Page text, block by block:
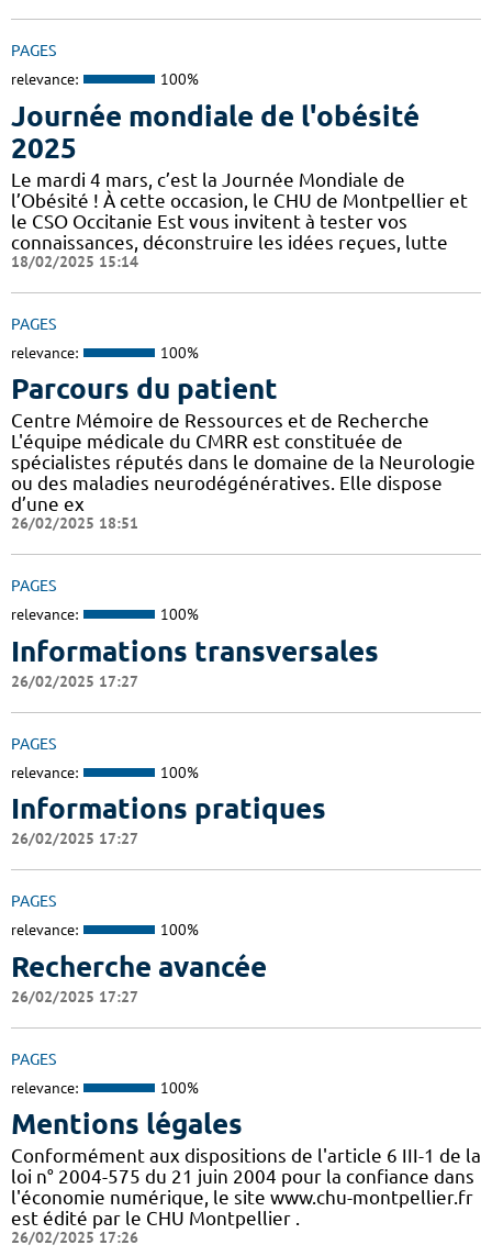
PAGES
relevance: 100%
Journée mondiale de l'obésité
2025
Le mardi 4 mars, c’est la Journée Mondiale de
l’Obésité ! À cette occasion, le CHU de Montpellier et
le CSO Occitanie Est vous invitent à tester vos
connaissances, déconstruire les idées reçues, lutte
18/02/2025 15:14
PAGES
relevance: 100%
Parcours du patient
Centre Mémoire de Ressources et de Recherche
L'équipe médicale du CMRR est constituée de
spécialistes réputés dans le domaine de la Neurologie
ou des maladies neurodégénératives. Elle dispose
d’une ex
26/02/2025 18:51
PAGES
relevance: 100%
Informations transversales
26/02/2025 17:27
PAGES
relevance: 100%
Informations pratiques
26/02/2025 17:27
PAGES
relevance: 100%
Recherche avancée
26/02/2025 17:27
PAGES
relevance: 100%
Mentions légales
Conformément aux dispositions de l'article 6 III-1 de la
loi n° 2004-575 du 21 juin 2004 pour la confiance dans
l'économie numérique, le site www.chu-montpellier.fr
est édité par le CHU Montpellier .
26/02/2025 17:26